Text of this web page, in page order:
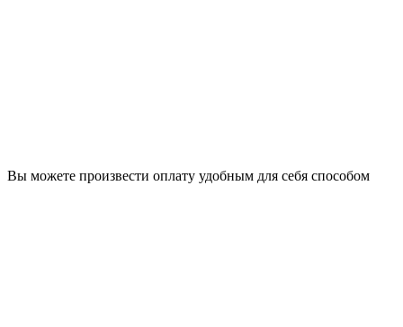
Вы можете произвести оплату удобным для себя способом